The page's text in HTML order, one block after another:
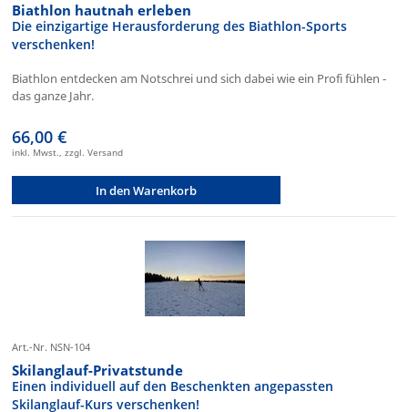
Biathlon hautnah erleben
Die einzigartige Herausforderung des Biathlon-Sports
verschenken!
Biathlon entdecken am Notschrei und sich dabei wie ein Profi fühlen -
das ganze Jahr.
66,00 €
inkl. Mwst., zzgl. Versand
In den Warenkorb
Art.-Nr. NSN-104
Skilanglauf-Privatstunde
Einen individuell auf den Beschenkten angepassten
Skilanglauf-Kurs verschenken!